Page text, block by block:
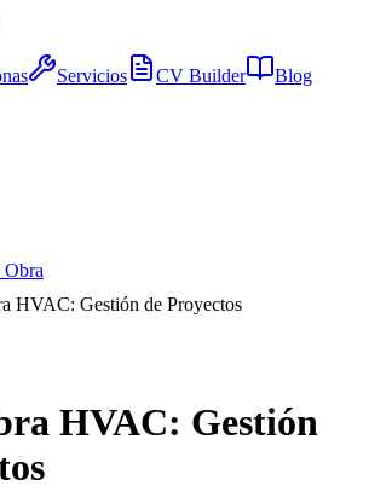
Servicios CV Builder Blog
HVAC: Gestión de Proyectos
HVAC: Gestión